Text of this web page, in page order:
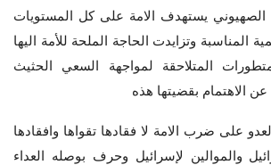
الصهيوني يستهدف الامة على كل المستويات
المناسبة وتزايدت الحاجة الملحة للأمة اليها
المتلاحقة لمواجهة السعي الحثيث
عن الاهتمام بقضيتها هذه
على ضرب الامة لا فقادها تقواها وافقادها
والموالين لإسرائيل وحرف بوصله العداء